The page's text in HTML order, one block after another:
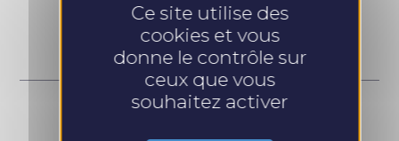
Ce site utilise des
cookies et vous
donne le contrôle sur
ceux que vous
souhaitez activer